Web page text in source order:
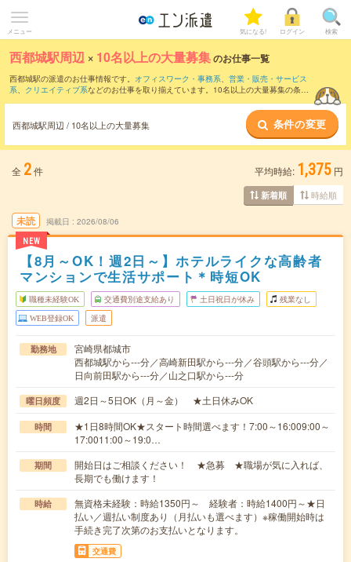
メニュー 気になる! ログイン 検索
西都城駅周辺 × 10名以上の大量募集のお仕事一覧
西都城駅の派遣のお仕事情報です。 オフィスワーク・事務系、 営業・販売・サービス
系、 クリエイティブ系などのお仕事を取り揃えています。10名以上の大量募集の条件
西都城駅周辺 / 10名以上の大量募集 条件の変更
全 2件 平均時給: 1,375 円
新着順 時給順
未読
NEW
掲載日 2026/08/06
【8月～OK！週2日～】ホテルライクな高齢者
マンションで生活サポート＊時短OK
職種未経験OK 交通費別途支給あり 土日祝日が休み 残業なし
WEB登録OK 派遣
勤務地
宮崎県都城市
西都城駅から---分／高崎新田駅から---分／谷頭駅から---分／
日向前田駅から---分／山之口駅から---分
曜日頻度 週2日～5日OK（月～金） ★土日休みOK
時間
★1日8時間OK★スタート時間選べます！7:00～16:009:00～
17:0011:00～19:0…
期間
開始日はご相談ください！ ★急募 ★職場が気に入れば、
長期でも働けます！
時給
無資格未経験：時給1350円～ 経験者：時給1400円～★日
払い／週払い制度あり（月払いも選べます）※稼働開始時は
手続き完了次第のお支払いとなります。
交通費